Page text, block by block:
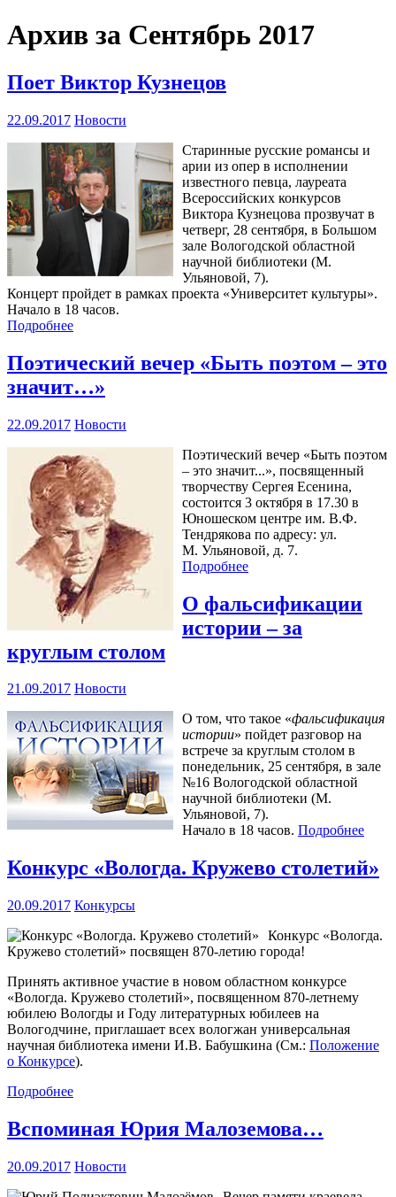
Архив за Сентябрь 2017
Поет Виктор Кузнецов
22.09.2017 Новости
Старинные русские романсы и
арии из опер в исполнении
известного певца, лауреата
Всероссийских конкурсов
Виктора Кузнецова прозвучат в
четверг, 28 сентября, в Большом
зале Вологодской областной
научной библиотеки (М.
Ульяновой, 7).
Концерт пройдет в рамках проекта «Университет культуры».
Начало в 18 часов.
Подробнее
Поэтический вечер «Быть поэтом – это
значит…»
22.09.2017 Новости
Поэтический вечер «Быть поэтом
– это значит...», посвященный
творчеству Сергея Есенина,
состоится 3 октября в 17.30 в
Юношеском центре им. В.Ф.
Тендрякова по адресу: ул.
М. Ульяновой, д. 7.
Подробнее
О фальсификации
истории – за
круглым столом
21.09.2017 Новости
О том, что такое «фальсификация
истории» пойдет разговор на
встрече за круглым столом в
понедельник, 25 сентября, в зале
№16 Вологодской областной
научной библиотеки (М.
Ульяновой, 7).
Начало в 18 часов. Подробнее
Конкурс «Вологда. Кружево столетий»
20.09.2017 Конкурсы
Конкурс «Вологда.
Кружево столетий» посвящен 870-летию города!
Принять активное участие в новом областном конкурсе
«Вологда. Кружево столетий», посвященном 870-летнему
юбилею Вологды и Году литературных юбилеев на
Вологодчине, приглашает всех вологжан универсальная
научная библиотека имени И.В. Бабушкина (См.: Положение
о Конкурсе).
Подробнее
Вспоминая Юрия Малоземова…
20.09.2017 Новости